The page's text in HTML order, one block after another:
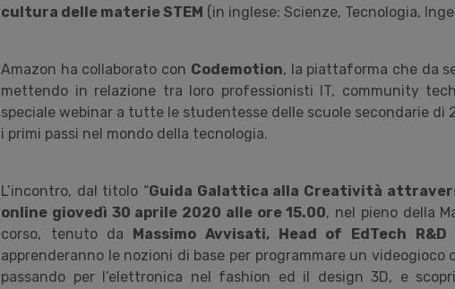
cultura delle materie STEM (in inglese: Scienze, Tecnologia,
Amazon ha collaborato con Codemotion, la piattaforma che da
mettendo in relazione tra loro professionisti IT, community
speciale webinar a tutte le studentesse delle scuole secondarie di
i primi passi nel mondo della tecnologia.
L’incontro, dal titolo “Guida Galattica alla Creatività
online giovedì 30 aprile 2020 alle ore 15.00, nel pieno della
corso, tenuto da Massimo Avvisati, Head of EdTech
apprenderanno le nozioni di base per programmare un videogioco
passando per l’elettronica nel fashion ed il design 3D, e